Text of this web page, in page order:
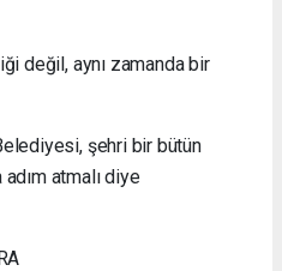
değil, aynı zamanda bir
şehri bir bütün
atmalı diye